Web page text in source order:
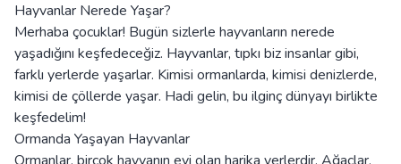
Hayvanlar Nerede Yaşar?
Merhaba çocuklar! Bugün sizlerle hayvanların nerede
yaşadığını keşfedeceğiz. Hayvanlar, tıpkı biz insanlar gibi,
farklı yerlerde yaşarlar. Kimisi ormanlarda, kimisi denizlerde,
kimisi de çöllerde yaşar. Hadi gelin, bu ilginç dünyayı birlikte
keşfedelim!
Ormanda Yaşayan Hayvanlar